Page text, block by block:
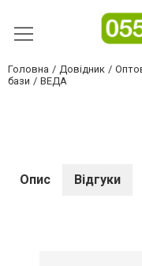
Головна Довідник
бази
ВЕДА
Опис Відгуки